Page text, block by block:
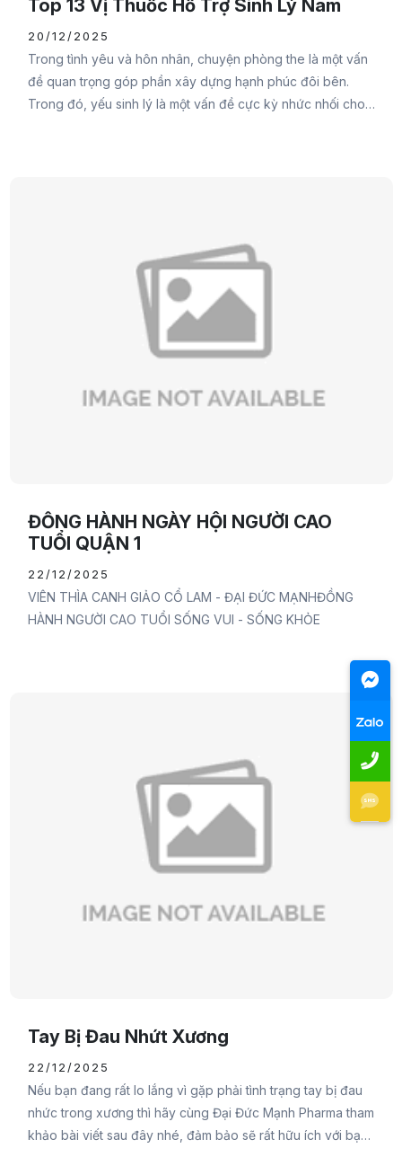
Top 13 Vị Thuốc Hỗ Trợ Sinh Lý Nam
20/12/2025
Trong tình yêu và hôn nhân, chuyện phòng the là một vấn
đề quan trọng góp phần xây dựng hạnh phúc đôi bên.
Trong đó, yếu sinh lý là một vấn đề cực kỳ nhức nhối cho
ĐỒNG HÀNH NGÀY HỘI NGƯỜI CAO
TUỔI QUẬN 1
22/12/2025
VIÊN THÌA CANH GIẢO CỔ LAM - ĐẠI ĐỨC MẠNHĐỒNG
HÀNH NGƯỜI CAO TUỔI SỐNG VUI - SỐNG KHỎE
Tay Bị Đau Nhứt Xương
22/12/2025
Nếu bạn đang rất lo lắng vì gặp phải tình trạng tay bị đau
nhức trong xương thì hãy cùng Đại Đức Mạnh Pharma tham
khảo bài viết sau đây nhé, đảm bảo sẽ rất hữu ích với bạn